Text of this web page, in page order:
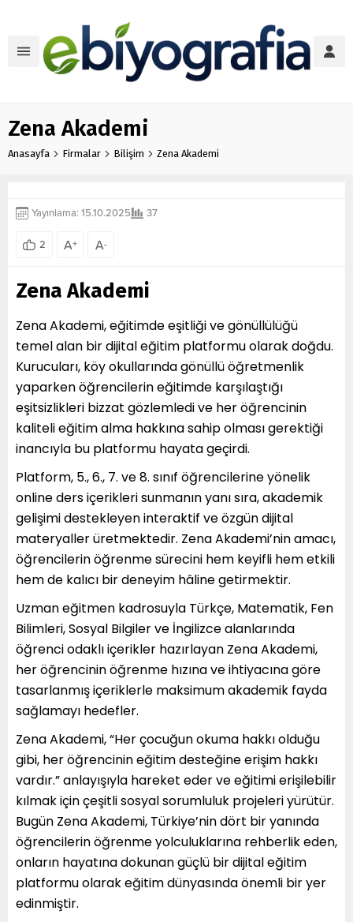
Zena Akademi
Anasayfa Firmalar Bilişim Zena Akademi
Yayınlama: 15.10.2025 37
2 A+ A-
Zena Akademi
Zena Akademi, eğitimde eşitliği ve gönüllülüğü
temel alan bir dijital eğitim platformu olarak doğdu.
Kurucuları, köy okullarında gönüllü öğretmenlik
yaparken öğrencilerin eğitimde karşılaştığı
eşitsizlikleri bizzat gözlemledi ve her öğrencinin
kaliteli eğitim alma hakkına sahip olması gerektiği
inancıyla bu platformu hayata geçirdi.
Platform, 5., 6., 7. ve 8. sınıf öğrencilerine yönelik
online ders içerikleri sunmanın yanı sıra, akademik
gelişimi destekleyen interaktif ve özgün dijital
materyaller üretmektedir. Zena Akademi’nin amacı,
öğrencilerin öğrenme sürecini hem keyifli hem etkili
hem de kalıcı bir deneyim hâline getirmektir.
Uzman eğitmen kadrosuyla Türkçe, Matematik, Fen
Bilimleri, Sosyal Bilgiler ve İngilizce alanlarında
öğrenci odaklı içerikler hazırlayan Zena Akademi,
her öğrencinin öğrenme hızına ve ihtiyacına göre
tasarlanmış içeriklerle maksimum akademik fayda
sağlamayı hedefler.
Zena Akademi, “Her çocuğun okuma hakkı olduğu
gibi, her öğrencinin eğitim desteğine erişim hakkı
vardır.” anlayışıyla hareket eder ve eğitimi erişilebilir
kılmak için çeşitli sosyal sorumluluk projeleri yürütür.
Bugün Zena Akademi, Türkiye’nin dört bir yanında
öğrencilerin öğrenme yolculuklarına rehberlik eden,
onların hayatına dokunan güçlü bir dijital eğitim
platformu olarak eğitim dünyasında önemli bir yer
edinmiştir.